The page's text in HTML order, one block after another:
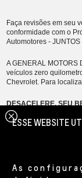
ESSE WEBSITE
As